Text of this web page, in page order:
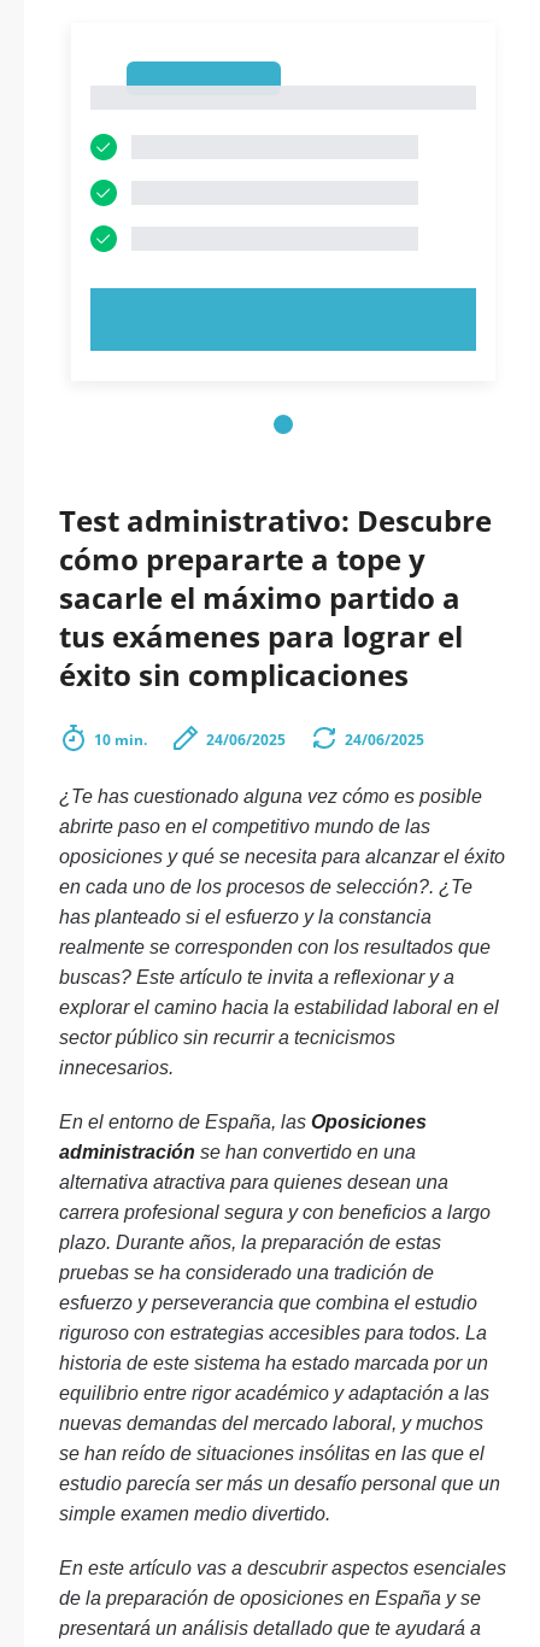
Test administrativo: Descubre
cómo prepararte a tope y
sacarle el máximo partido a
tus exámenes para lograr el
éxito sin complicaciones
10 min. 24/06/2025 24/06/2025
¿Te has cuestionado alguna vez cómo es posible
abrirte paso en el competitivo mundo de las
oposiciones y qué se necesita para alcanzar el éxito
en cada uno de los procesos de selección?. ¿Te
has planteado si el esfuerzo y la constancia
realmente se corresponden con los resultados que
buscas? Este artículo te invita a reflexionar y a
explorar el camino hacia la estabilidad laboral en el
sector público sin recurrir a tecnicismos
innecesarios.
En el entorno de España, las Oposiciones
administración se han convertido en una
alternativa atractiva para quienes desean una
carrera profesional segura y con beneficios a largo
plazo. Durante años, la preparación de estas
pruebas se ha considerado una tradición de
esfuerzo y perseverancia que combina el estudio
riguroso con estrategias accesibles para todos. La
historia de este sistema ha estado marcada por un
equilibrio entre rigor académico y adaptación a las
nuevas demandas del mercado laboral, y muchos
se han reído de situaciones insólitas en las que el
estudio parecía ser más un desafío personal que un
simple examen medio divertido.
En este artículo vas a descubrir aspectos esenciales
de la preparación de oposiciones en España y se
presentará un análisis detallado que te ayudará a